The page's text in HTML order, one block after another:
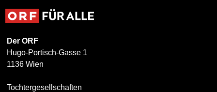
Der ORF
Hugo-Portisch-Gasse 1
1136 Wien
Tochtergesellschaften